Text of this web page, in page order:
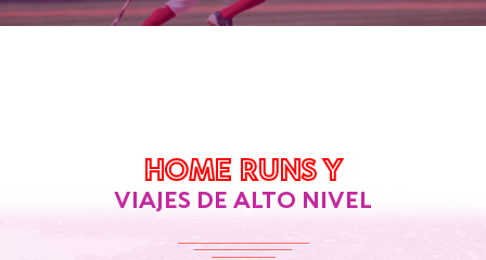
HOME RUNS Y
VIAJES DE ALTO NIVEL